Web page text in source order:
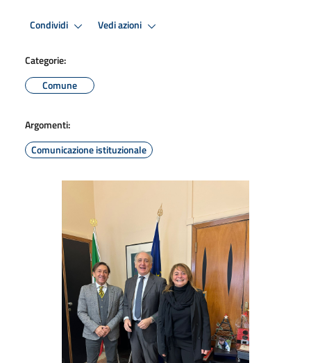
Condividi Vedi azioni
Categorie:
Comune
Argomenti:
Comunicazione istituzionale